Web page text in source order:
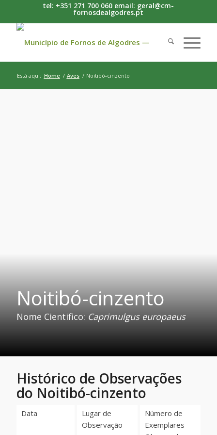
tel: +351 271 700 060 email: geral@cm-
fornosdealgodres.pt
Está aqui: Home / Aves / Noitibó-cinzento
Noitibó-cinzento
Nome Cientifico: Caprimulgus europaeus
Histórico de Observações
do Noitibó-cinzento
Data
Lugar de
Observação
Número de
Exemplares